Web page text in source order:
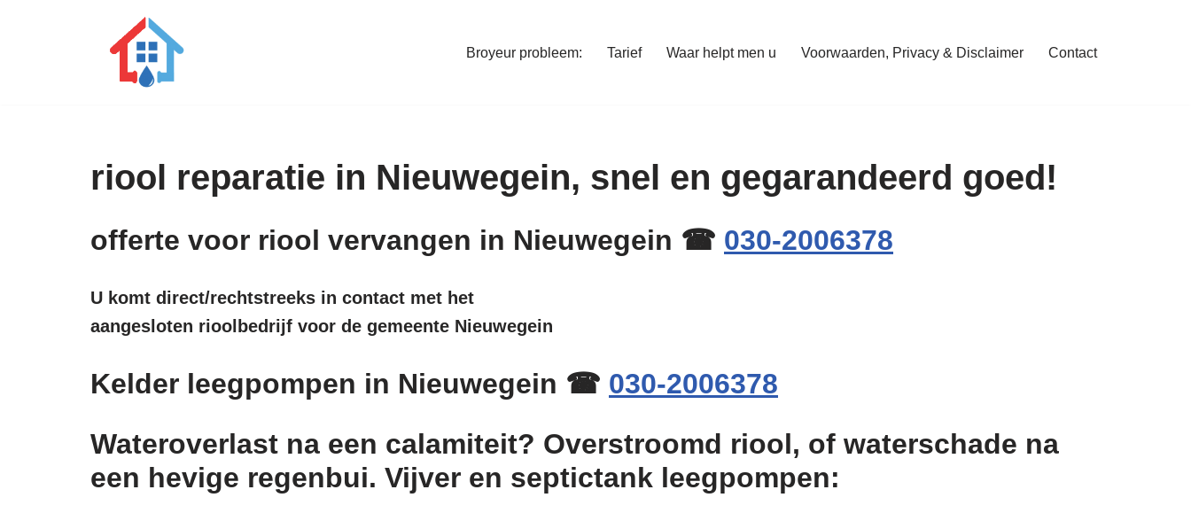
Broyeur probleem: Tarief Waar helpt men u Voorwaarden, Privacy & Disclaimer Contact
riool reparatie in Nieuwegein, snel en gegarandeerd goed!
offerte voor riool vervangen in Nieuwegein ☎ 030-2006378
U komt direct/rechtstreeks in contact met het
aangesloten rioolbedrijf voor de gemeente Nieuwegein
Kelder leegpompen in Nieuwegein ☎ 030-2006378
Wateroverlast na een calamiteit? Overstroomd riool, of waterschade na
een hevige regenbui. Vijver en septictank leegpompen: